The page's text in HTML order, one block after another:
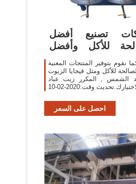
تصنيع أفضل
للأكل وأفضل
الزيوت
نقوم بتوفير المنتجات المعنية
للأكل ومثل فيجايا الزيوت
الشمس , المكرر زيت عباد
وقت:2020-02-10
احصل على السعر